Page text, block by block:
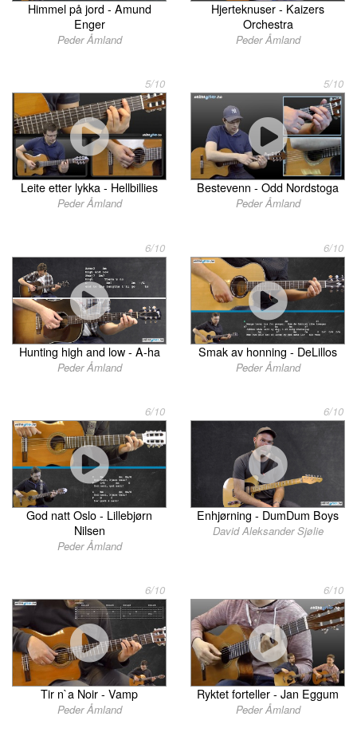
Himmel på jord - Amund
Enger
Peder Åmland
Hjerteknuser - Kaizers
Orchestra
Peder Åmland
5/10
Leite etter lykka - Hellbillies
Peder Åmland
5/10
Bestevenn - Odd Nordstoga
Peder Åmland
6/10
Hunting high and low - A-ha
Peder Åmland
6/10
Smak av honning - DeLillos
Peder Åmland
6/10
God natt Oslo - Lillebjørn
Nilsen
Peder Åmland
6/10
Enhjørning - DumDum Boys
David Aleksander Sjølie
6/10
Tir n`a Noir - Vamp
Peder Åmland
6/10
Ryktet forteller - Jan Eggum
Peder Åmland